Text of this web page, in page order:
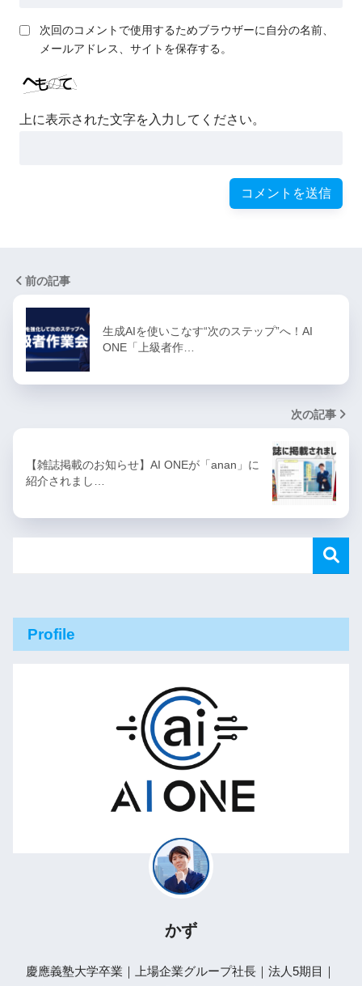
次回のコメントで使用するためブラウザーに自分の名前、
メールアドレス、サイトを保存する。
上に表示された文字を入力してください。
前の記事
生成AIを使いこなす“次のステップ”へ！AI
ONE「上級者作…
次の記事
【雑誌掲載のお知らせ】AI ONEが「anan」に
紹介されまし…
Profile
かず
慶應義塾大学卒業｜上場企業グループ社長｜法人5期目｜